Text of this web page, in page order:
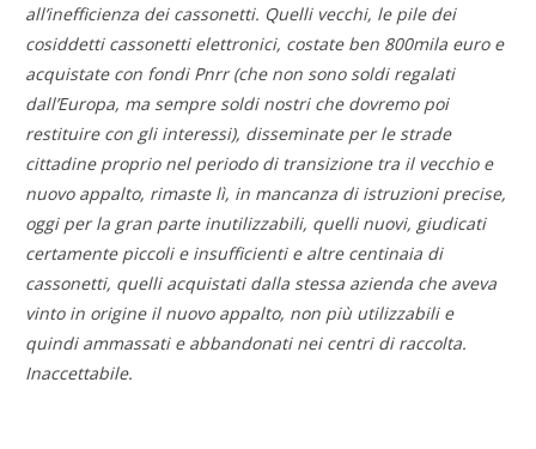
all’inefficienza dei cassonetti. Quelli vecchi, le pile dei
cosiddetti cassonetti elettronici, costate ben 800mila euro e
acquistate con fondi Pnrr (che non sono soldi regalati
dall’Europa, ma sempre soldi nostri che dovremo poi
restituire con gli interessi), disseminate per le strade
cittadine proprio nel periodo di transizione tra il vecchio e
nuovo appalto, rimaste lì, in mancanza di istruzioni precise,
oggi per la gran parte inutilizzabili, quelli nuovi, giudicati
certamente piccoli e insufficienti e altre centinaia di
cassonetti, quelli acquistati dalla stessa azienda che aveva
vinto in origine il nuovo appalto, non più utilizzabili e
quindi ammassati e abbandonati nei centri di raccolta.
Inaccettabile.